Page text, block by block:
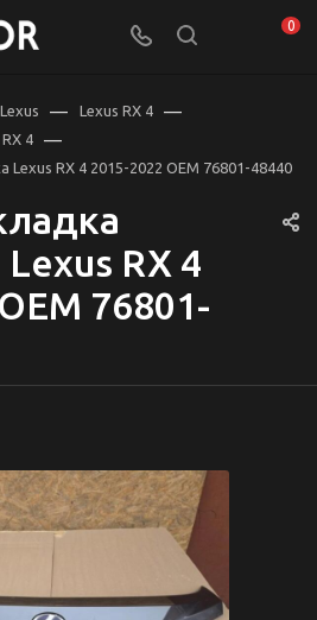
0
Lexus — Lexus RX 4 —
4 —
Lexus RX 4 2015-2022 OEM 76801-48440
RX 4
76801-